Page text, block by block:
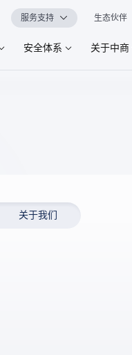
服务支持 生态伙伴
安全体系 关于中商
关于我们